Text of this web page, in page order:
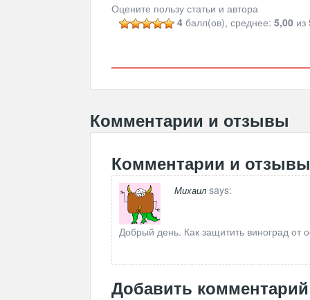
Оцените пользу статьи и автора
4 балл(ов), среднее:5,00 из
Комментарии и отзывы
Комментарии и отзывы
Михаил says:
Добрый день. Как защитить виноград от
Добавить комментарий